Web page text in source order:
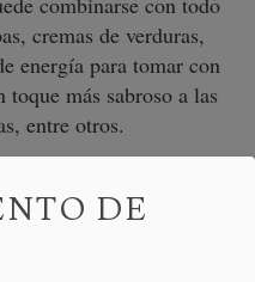
cremas de verduras,
energía para tomar con
más sabroso a las
entre otros.
cremas de verduras,
energía para tomar con
DE